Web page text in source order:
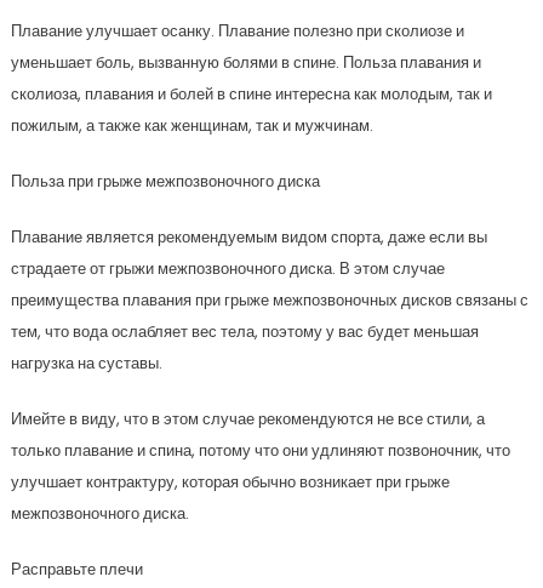
Плавание улучшает осанку. Плавание полезно при сколиозе и
уменьшает боль, вызванную болями в спине. Польза плавания и
сколиоза, плавания и болей в спине интересна как молодым, так и
пожилым, а также как женщинам, так и мужчинам.
Польза при грыже межпозвоночного диска
Плавание является рекомендуемым видом спорта, даже если вы
страдаете от грыжи межпозвоночного диска. В этом случае
преимущества плавания при грыже межпозвоночных дисков связаны с
тем, что вода ослабляет вес тела, поэтому у вас будет меньшая
нагрузка на суставы.
Имейте в виду, что в этом случае рекомендуются не все стили, а
только плавание и спина, потому что они удлиняют позвоночник, что
улучшает контрактуру, которая обычно возникает при грыже
межпозвоночного диска.
Расправьте плечи